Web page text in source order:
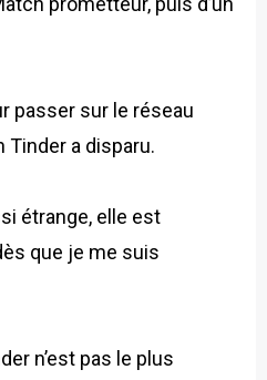
passer sur le réseau
Tinder a disparu.
étrange, elle est
que je me suis
n’est pas le plus